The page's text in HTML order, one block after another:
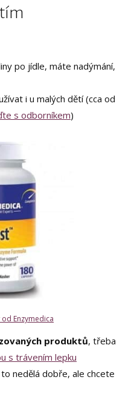
po jídle, máte nadýmání,
i u malých dětí (cca od
s odborníkem)
Enzymedica
produktů, třeba
s trávením lepku
nedělá dobře, ale chcete